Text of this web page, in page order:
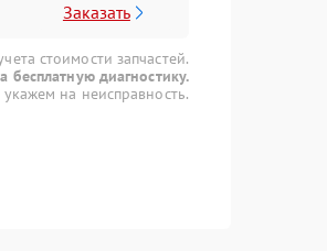
Заказать
стоимости запчастей.
бесплатную диагностику.
на неисправность.